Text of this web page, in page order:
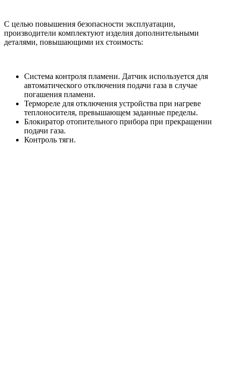
С целью повышения безопасности эксплуатации,
производители комплектуют изделия дополнительными
деталями, повышающими их стоимость:
Система контроля пламени. Датчик используется для
автоматического отключения подачи газа в случае
погашения пламени.
Термореле для отключения устройства при нагреве
теплоносителя, превышающем заданные пределы.
Блокиратор отопительного прибора при прекращении
подачи газа.
Контроль тяги.